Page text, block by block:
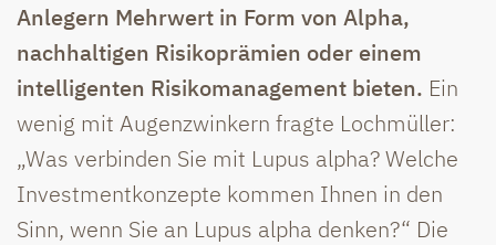
Anlegern Mehrwert in Form von Alpha,
nachhaltigen Risikoprämien oder einem
intelligenten Risikomanagement bieten. Ein
wenig mit Augenzwinkern fragte Lochmüller:
„Was verbinden Sie mit Lupus alpha? Welche
Investmentkonzepte kommen Ihnen in den
Sinn, wenn Sie an Lupus alpha denken?“ Die